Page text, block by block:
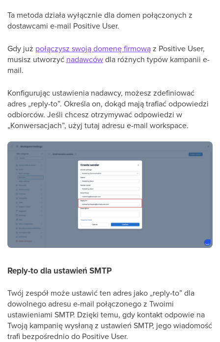
Ta metoda działa wyłącznie dla domen połączonych z
dostawcami e-mail Positive User.
Gdy już połączysz swoją domenę firmowąz Positive User,
musisz utworzyć nadawcówdla różnych typów kampanii e-
mail.
Konfigurując ustawienia nadawcy, możesz zdefiniować
adres „reply-to”. Określa on, dokąd mają trafiać odpowiedzi
odbiorców. Jeśli chcesz otrzymywać odpowiedzi w
„Konwersacjach”, użyj tutaj adresu e-mail workspace.
Reply-to dla ustawień SMTP
Twój zespół może ustawić ten adres jako „reply-to” dla
dowolnego adresu e-mail połączonego z Twoimi
ustawieniami SMTP. Dzięki temu, gdy kontakt odpowie na
Twoją kampanię wysłaną z ustawień SMTP, jego wiadomość
trafi bezpośrednio do Positive User.